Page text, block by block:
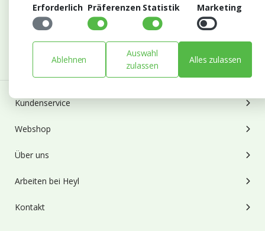
Entwicklungen von Blumengroßhandel Heyl
Kundenservice
Webshop
Über uns
Arbeiten bei Heyl
Kontakt
Erforderlich Präferenzen Statistik Marketing
Ablehnen
Auswahl
zulassen
Alles zulassen